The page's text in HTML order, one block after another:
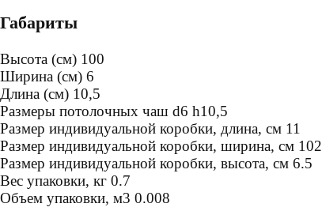
Габариты
Высота (см) 100
Ширина (см) 6
Длина (см) 10,5
Размеры потолочных чаш d6 h10,5
Размер индивидуальной коробки, длина, см 11
Размер индивидуальной коробки, ширина, см 102
Размер индивидуальной коробки, высота, см 6.5
Bес упаковки, кг 0.7
Oбъем упаковки, м3 0.008